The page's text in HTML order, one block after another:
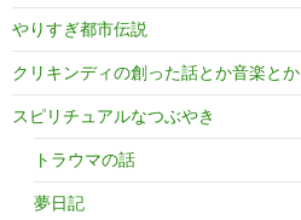
やりすぎ都市伝説
クリキンディの創った話とか音楽とか
スピリチュアルなつぶやき
トラウマの話
夢日記